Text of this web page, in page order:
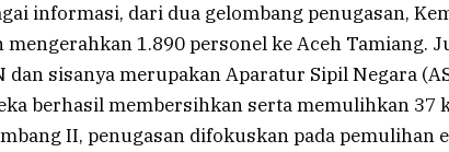
informasi, dari dua gelombang penugasan,
mengerahkan 1.890 personel ke Aceh Tamiang.
dan sisanya merupakan Aparatur Sipil Negara
berhasil membersihkan serta memulihkan 37
II, penugasan difokuskan pada pemulihan